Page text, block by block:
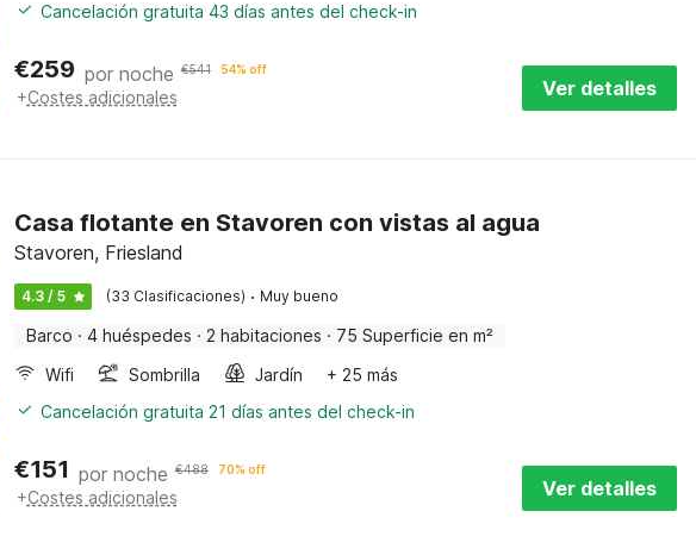
Cancelación gratuita 43 días antes del check-in
€259 por noche €541 54% off
+Costes adicionales Ver detalles
Casa flotante en Stavoren con vistas al agua
Stavoren, Friesland
4.3 / 5 (33 Clasificaciones) · Muy bueno
Barco · 4 huéspedes · 2 habitaciones · 75 Superficie en m²
Wifi
Sombrilla Jardín
+ 25 más
Cancelación gratuita 21 días antes del check-in
€151 por noche €488 70% off
+Costes adicionales Ver detalles